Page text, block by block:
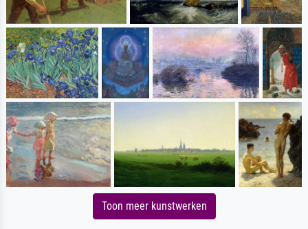
Toon meer kunstwerken